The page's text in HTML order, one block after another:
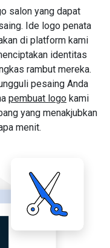
salon yang dapat
Ide logo penata
di platform kami
identitas
rambut mereka.
pesaing Anda
pembuat logo kami
yang menakjubkan
menit.